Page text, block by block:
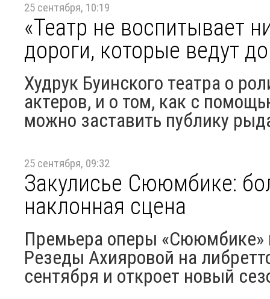
25 сентября, 10:19
«Театр не воспитывает
дороги, которые ведут
Худрук Буинского театра о
актеров, и о том, как с
можно заставить публику
25 сентября, 09:32
Закулисье Сююмбике:
наклонная сцена
Премьера оперы «Сююмбике»
Резеды Ахияровой на
сентября и откроет новый